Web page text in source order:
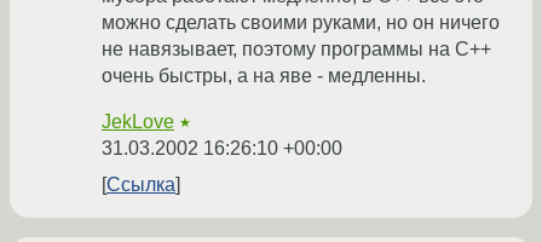
можно сделать своими руками, но он ничего
не навязывает, поэтому программы на С++
очень быстры, а на яве - медленны.
JekLove ★
31.03.2002 16:26:10 +00:00
Ссылка